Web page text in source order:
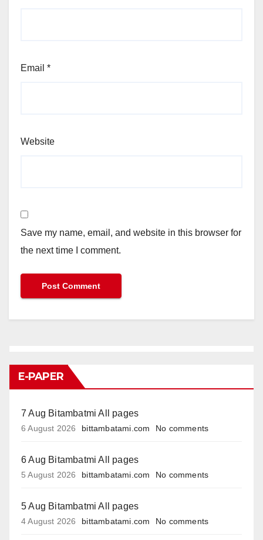
Email *
Website
Save my name, email, and website in this browser for
the next time I comment.
E-PAPER
7 Aug Bitambatmi All pages
6 August 2026 bittambatami.com No comments
6 Aug Bitambatmi All pages
5 August 2026 bittambatami.com No comments
5 Aug Bitambatmi All pages
4 August 2026 bittambatami.com No comments